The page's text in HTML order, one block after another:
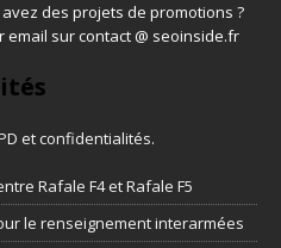
des projets de promotions ?
sur contact @ seoinside.fr
et confidentialités.
Rafale F4 et Rafale F5
le renseignement interarmées